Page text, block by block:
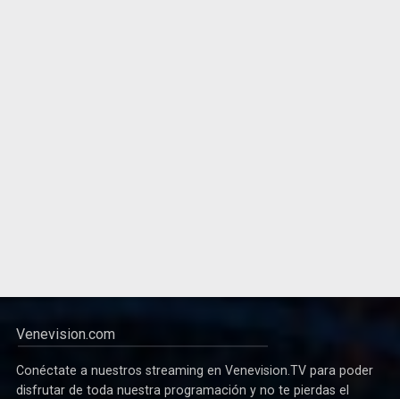
Venevision.com
Conéctate a nuestros streaming en Venevision.TV para poder
disfrutar de toda nuestra programación y no te pierdas el